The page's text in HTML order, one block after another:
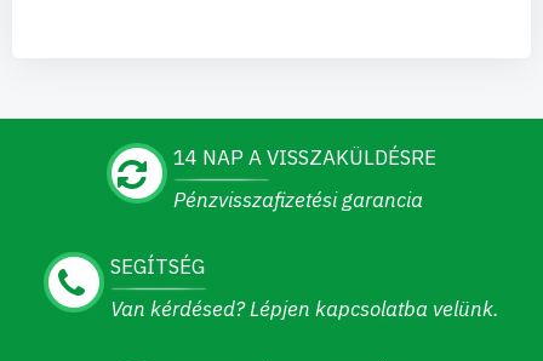
14 NAP A VISSZAKÜLDÉSRE
Pénzvisszafizetési garancia
SEGÍTSÉG
Van kérdésed? Lépjen kapcsolatba velünk.